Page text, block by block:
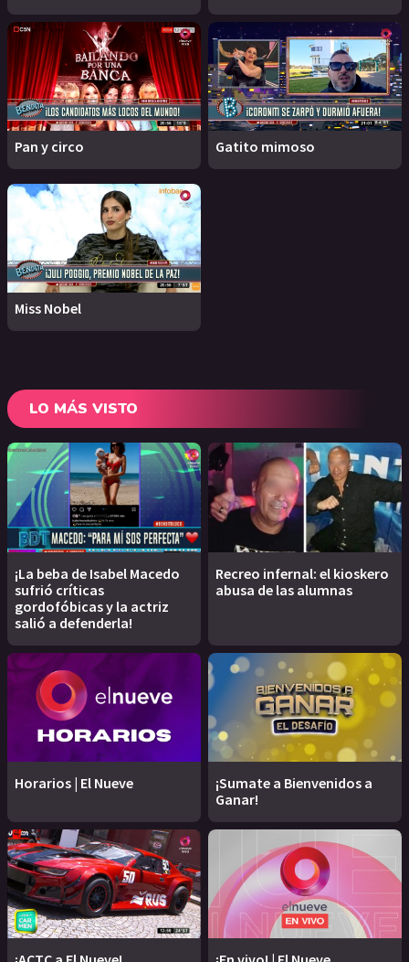
Pan y circo Gatito mimoso
Miss Nobel
LO MÁS VISTO
¡La beba de Isabel Macedo
sufrió críticas
gordofóbicas y la actriz
salió a defenderla!
Recreo infernal: el kioskero
abusa de las alumnas
Horarios | El Nueve
¡Sumate a Bienvenidos a
Ganar!